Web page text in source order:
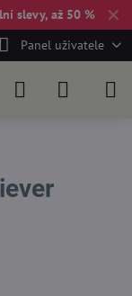
✕
slevy, až 50 %
Panel uživatele